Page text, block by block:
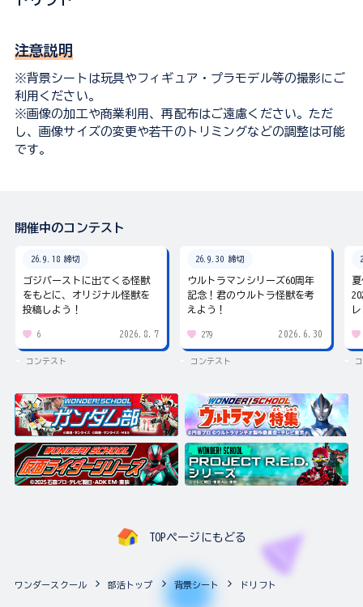
注意説明
※背景シートは玩具やフィギュア・プラモデル等の撮影にご
利用ください。
※画像の加工や商業利用、再配布はご遠慮ください。ただ
し、画像サイズの変更や若干のトリミングなどの調整は可能
です。
開催中のコンテスト
26.9.18 締切
ゴジバーストに出てくる怪獣
をもとに、オリジナル怪獣を
投稿しよう！
6 2026.8.7
コンテスト
26.9.30 締切
ウルトラマンシリーズ60周年
記念！君のウルトラ怪獣を考
えよう！
279 2026.6.30
コンテスト
TOPページにもどる
ワンダースクール 部活トップ 背景シート ドリフト